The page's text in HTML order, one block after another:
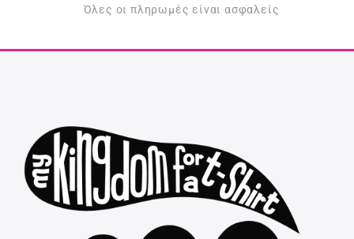
Όλες οι πληρωμές είναι ασφαλείς